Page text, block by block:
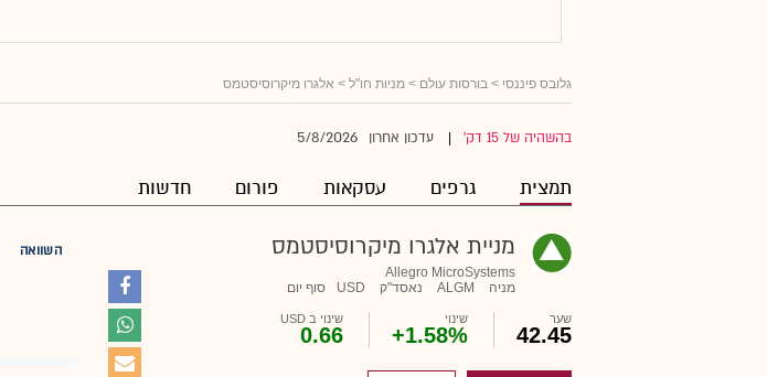
גלובס פיננסי > בורסות עולם > מניות חו"ל > אלגרו מיקרוסיסטמס
בהשהיה של 15 דק' עדכון אחרון 5/8/2026
תמצית גרפים עסקאות פורום חדשות
מניית אלגרו מיקרוסיסטמס
Allegro MicroSystems
מניה
ALGM נאסד"ק USD סוף יום
שער
42.45
שינוי
+1.58%
שינוי ב USD
0.66
השוואה